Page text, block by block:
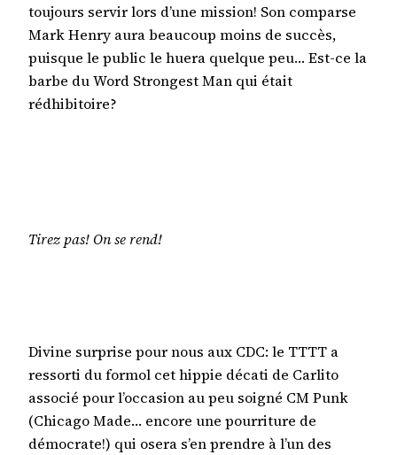
toujours servir lors d’une mission! Son comparse
Mark Henry aura beaucoup moins de succès,
puisque le public le huera quelque peu… Est-ce la
barbe du Word Strongest Man qui était
rédhibitoire?
Tirez pas! On se rend!
Divine surprise pour nous aux CDC: le TTTT a
ressorti du formol cet hippie décati de Carlito
associé pour l’occasion au peu soigné CM Punk
(Chicago Made… encore une pourriture de
démocrate!) qui osera s’en prendre à l’un des